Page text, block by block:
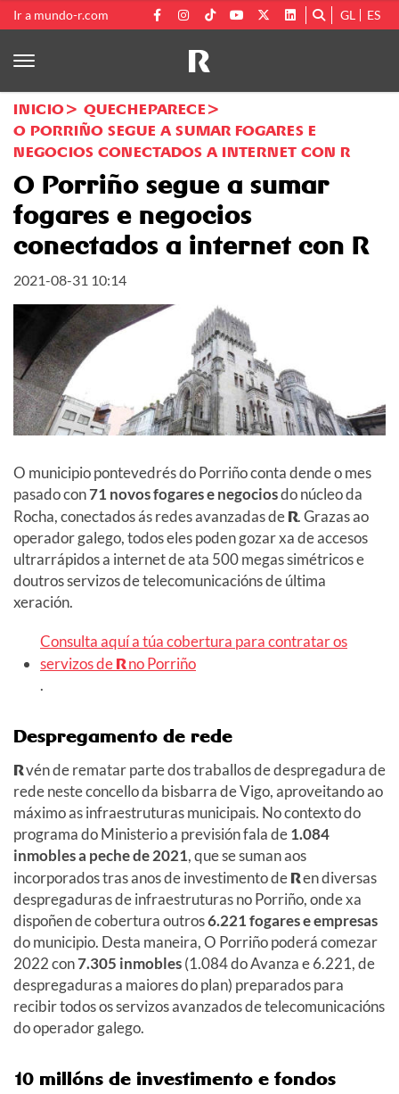
Ir a mundo-r.com GL ES
INICIO
QUECHEPARECE
O PORRIÑO SEGUE A SUMAR FOGARES E
NEGOCIOS CONECTADOS A INTERNET CON R
O Porriño segue a sumar
fogares e negocios
conectados a internet con R
2021-08-31 10:14
O municipio pontevedrés do Porriño conta dende o mes
pasado con71 novos fogares e negociosdo núcleo da
Rocha, conectados ás redes avanzadas deR. Grazas ao
operador galego, todos eles poden gozar xa de accesos
ultrarrápidos a internet de ata 500 megas simétricos e
doutros servizos de telecomunicacións de última
xeración.
Consulta aquí a túa cobertura para contratar os
servizos deRno Porriño
.
Despregamento de rede
Rvén de rematar parte dos traballos de despregadura de
rede neste concello da bisbarra de Vigo, aproveitando ao
máximo as infraestruturas municipais. No contexto do
programa do Ministerio a previsión fala de1.084
inmobles a peche de 2021, que se suman aos
incorporados tras anos de investimento deRen diversas
despregaduras de infraestruturas no Porriño, onde xa
dispoñen de cobertura outros6.221 fogares e empresas
do municipio. Desta maneira, O Porriño poderá comezar
2022 con7.305 inmobles(1.084 do Avanza e 6.221, de
despregaduras a maiores do plan) preparados para
recibir todos os servizos avanzados de telecomunicacións
do operador galego.
10 millóns de investimento e fondos